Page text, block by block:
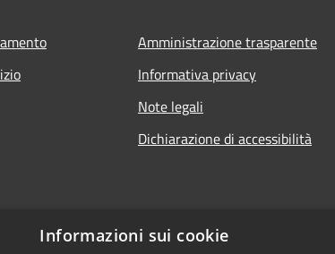
Amministrazione trasparente
Informativa privacy
Note legali
Dichiarazione di accessibilità
Informazioni sui cookie